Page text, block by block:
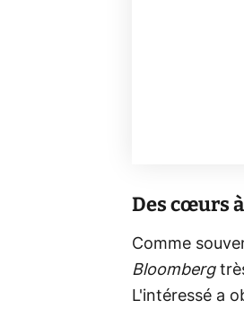
Des cœurs
Comme
Bloomberg
L'intéressé a